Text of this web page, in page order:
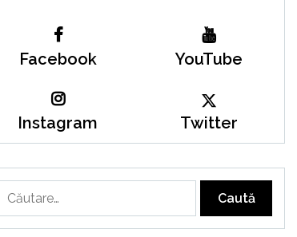
Facebook YouTube
Instagram Twitter
după: